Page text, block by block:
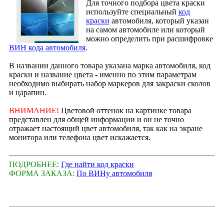
Для точного подбора цвета краски
используйте специальный код
краски автомобиля, который указан
на самом автомобиле или который
можно определить при расшифровке
ВИН кода автомобиля.
В названии данного товара указана марка автомобиля, код
краски и название цвета - именно по этим параметрам
необходимо выбирать набор маркеров для закраски сколов
и царапин.
ВНИМАНИЕ! Цветовой оттенок на картинке товара
представлен для общей информации и он не точно
отражает настоящий цвет автомобиля, так как на экране
монитора или телефона цвет искажается.
ПОДРОБНЕЕ: Где найти код краски
ФОРМА ЗАКАЗА: По ВИНу автомобиля